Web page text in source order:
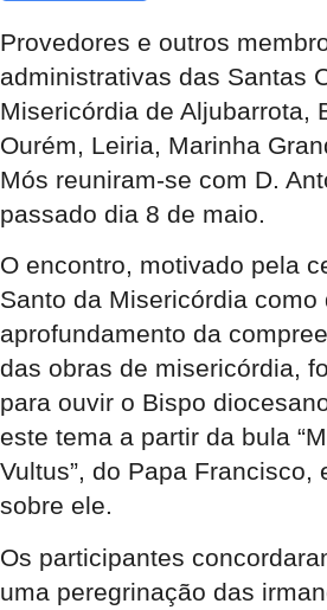
Provedores e outros
administrativas das Santas
Misericórdia de Aljubarrota,
Ourém, Leiria, Marinha
Mós reuniram-se com D.
passado dia 8 de maio.
O encontro, motivado pela
Santo da Misericórdia como
aprofundamento da
das obras de misericórdia,
para ouvir o Bispo
este tema a partir da bula
Vultus”, do Papa Francisco,
sobre ele.
Os participantes
uma peregrinação das